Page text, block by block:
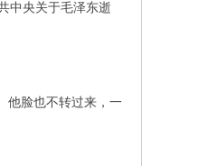
中央关于毛泽东逝
他脸也不转过来，一